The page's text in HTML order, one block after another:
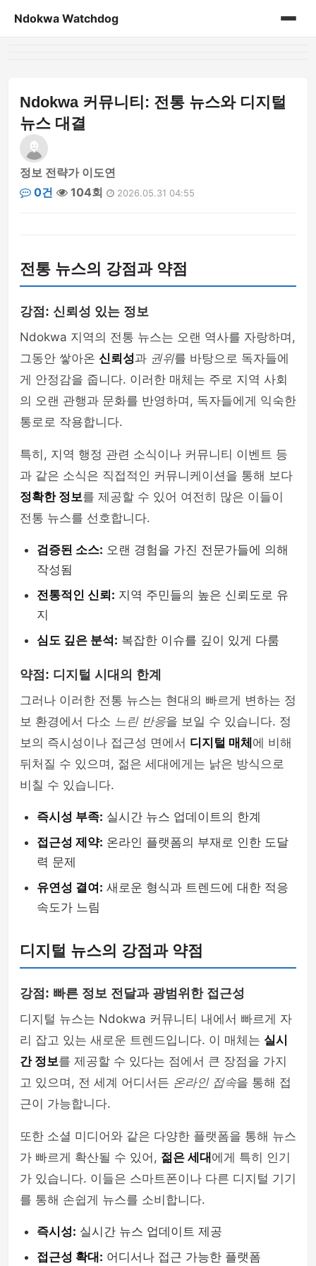
Ndokwa Watchdog
Ndokwa 커뮤니티: 전통 뉴스와 디지털
뉴스 대결
정보 전략가 이도연
0건
104회 2026.05.31 04:55
전통 뉴스의 강점과 약점
강점: 신뢰성 있는 정보
Ndokwa 지역의 전통 뉴스는 오랜 역사를 자랑하며,
그동안 쌓아온 신뢰성과 권위를 바탕으로 독자들에
게 안정감을 줍니다. 이러한 매체는 주로 지역 사회
의 오랜 관행과 문화를 반영하며, 독자들에게 익숙한
통로로 작용합니다.
특히, 지역 행정 관련 소식이나 커뮤니티 이벤트 등
과 같은 소식은 직접적인 커뮤니케이션을 통해 보다
정확한 정보를 제공할 수 있어 여전히 많은 이들이
전통 뉴스를 선호합니다.
검증된 소스: 오랜 경험을 가진 전문가들에 의해
작성됨
전통적인 신뢰: 지역 주민들의 높은 신뢰도로 유
지
심도 깊은 분석: 복잡한 이슈를 깊이 있게 다룸
약점: 디지털 시대의 한계
그러나 이러한 전통 뉴스는 현대의 빠르게 변하는 정
보 환경에서 다소 느린 반응을 보일 수 있습니다. 정
보의 즉시성이나 접근성 면에서 디지털 매체 에 비해
뒤처질 수 있으며, 젊은 세대에게는 낡은 방식으로
비칠 수 있습니다.
즉시성 부족: 실시간 뉴스 업데이트의 한계
접근성 제약: 온라인 플랫폼의 부재로 인한 도달
력 문제
유연성 결여: 새로운 형식과 트렌드에 대한 적응
속도가 느림
디지털 뉴스의 강점과 약점
강점: 빠른 정보 전달과 광범위한 접근성
디지털 뉴스는 Ndokwa 커뮤니티 내에서 빠르게 자
리 잡고 있는 새로운 트렌드입니다. 이 매체는 실시
간 정보를 제공할 수 있다는 점에서 큰 장점을 가지
고 있으며, 전 세계 어디서든 온라인 접속을 통해 접
근이 가능합니다.
또한 소셜 미디어와 같은 다양한 플랫폼을 통해 뉴스
가 빠르게 확산될 수 있어, 젊은 세대 에게 특히 인기
가 있습니다. 이들은 스마트폰이나 다른 디지털 기기
를 통해 손쉽게 뉴스를 소비합니다.
즉시성: 실시간 뉴스 업데이트 제공
접근성 확대: 어디서나 접근 가능한 플랫폼